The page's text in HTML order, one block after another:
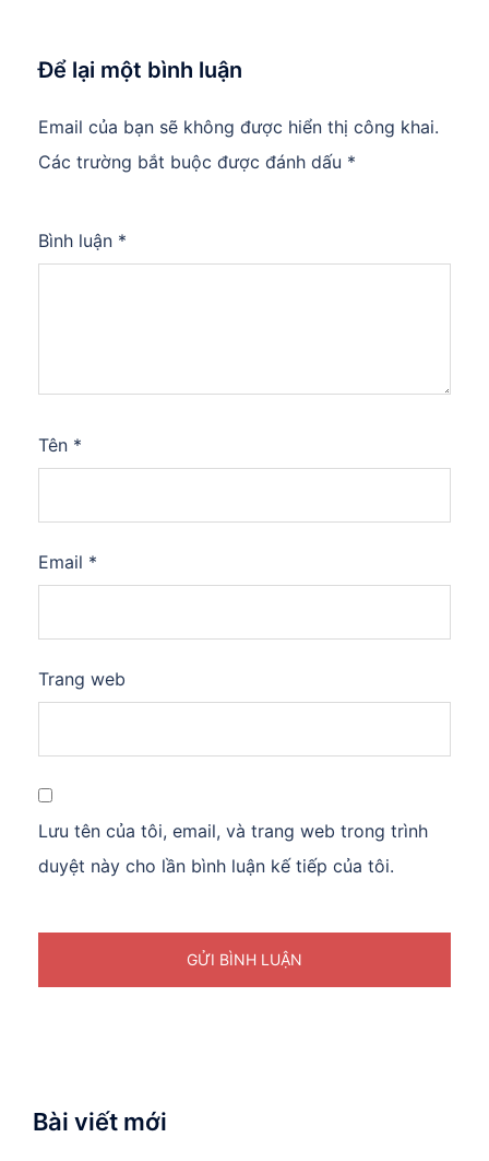
Để lại một bình luận
Email của bạn sẽ không được hiển thị công khai.
Các trường bắt buộc được đánh dấu *
Bình luận *
Tên *
Email *
Trang web
Lưu tên của tôi, email, và trang web trong trình
duyệt này cho lần bình luận kế tiếp của tôi.
Bài viết mới